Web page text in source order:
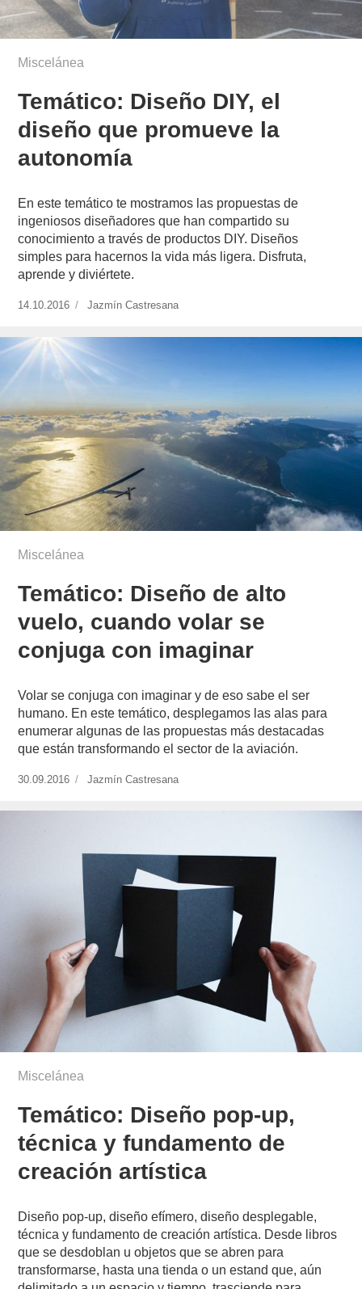
Miscelánea
Temático: Diseño DIY, el
diseño que promueve la
autonomía
En este temático te mostramos las propuestas de
ingeniosos diseñadores que han compartido su
conocimiento a través de productos DIY. Diseños
simples para hacernos la vida más ligera. Disfruta,
aprende y diviértete.
Publicado
14.10.2016
https://www.experimenta.es/author/jazmin-
Jazmín Castresana
Miscelánea
Temático: Diseño de alto
vuelo, cuando volar se
conjuga con imaginar
Volar se conjuga con imaginar y de eso sabe el ser
humano. En este temático, desplegamos las alas para
enumerar algunas de las propuestas más destacadas
que están transformando el sector de la aviación.
Publicado
30.09.2016
https://www.experimenta.es/author/jazmin-
Jazmín Castresana
Miscelánea
Temático: Diseño pop-up,
técnica y fundamento de
creación artística
Diseño pop-up, diseño efímero, diseño desplegable,
técnica y fundamento de creación artística. Desde libros
que se desdoblan u objetos que se abren para
transformarse, hasta una tienda o un estand que, aún